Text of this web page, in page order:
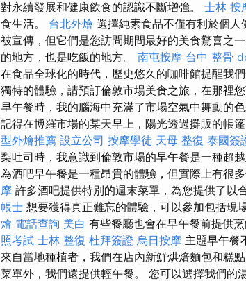
對永續發展和健康飲食的認識不斷增強。 士林 按
食生活。 台北外燴 選擇純素食品不僅有利於個
被宣傳，但它們是您訪問期間最好的美食驚喜之一
的地方，也是吃飯的地方。 南屯按摩 台中 整骨
在食品全球化的時代，歷史悠久的咖啡館提醒我
獨特的體驗，請預訂倫敦市場美食之旅，在那裡
早午餐時，我的腦海中充滿了市場空氣中舞動的色
記得在博羅市場的某天早上，陽光透過攤販的帳
型外燴推薦 設立公司 按摩學徒 天母 整復 泰國簽
梨吐司時，我意識到倫敦市場的早午餐是一種超
為酒吧早午餐是一種昂貴的體驗，但實際上有很
摩 許多酒吧提供特別的週末菜單，為您提供了以
帳士 想要獲得真正難忘的體驗，可以參加包括現
燴 電話查詢 美白 有些餐廳也會在早午餐前提供
照考試 士林 整復 杜拜簽證 烏日按摩 主題早午餐
來自當地種植者，我們在店內新鮮烘焙麵包和糕
菜單外，我們還提供輕午餐。 您可以選擇我們的